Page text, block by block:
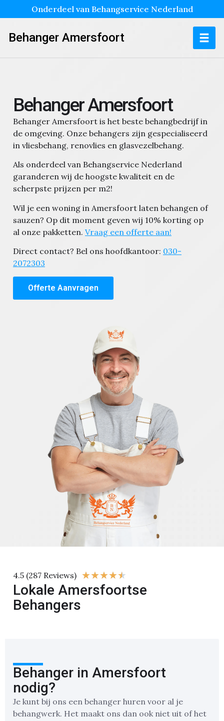
Onderdeel van Behangservice Nederland
Behanger Amersfoort
Behanger Amersfoort
Behanger Amersfoort is het beste behangbedrijf in
de omgeving. Onze behangers zijn gespecialiseerd
in vliesbehang, renovlies en glasvezelbehang.
Als onderdeel van Behangservice Nederland
garanderen wij de hoogste kwaliteit en de
scherpste prijzen per m2!
Wil je een woning in Amersfoort laten behangen of
sauzen? Op dit moment geven wij 10% korting op
al onze pakketten. Vraag een offerte aan!
Direct contact? Bel ons hoofdkantoor: 030-
2072303
Offerte Aanvragen
4.5 (287 Reviews) ★★★★★
Lokale Amersfoortse
Behangers
Behanger in Amersfoort
nodig?
Je kunt bij ons een behanger huren voor al je
behangwerk. Het maakt ons dan ook niet uit of het